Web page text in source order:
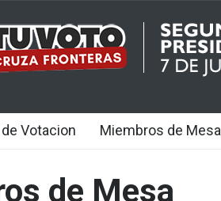
Votacion Miembros de Mesa
de Mesa